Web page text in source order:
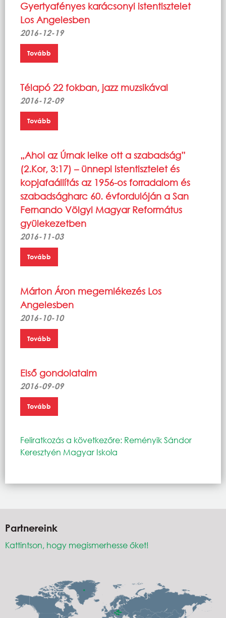
Gyertyafényes karácsonyi istentisztelet
Los Angelesben
2016-12-19
Tovább
Télapó 22 fokban, jazz muzsikával
2016-12-09
Tovább
„Ahol az Úrnak lelke ott a szabadság”
(2.Kor, 3:17) – ünnepi istentisztelet és
kopjafaállítás az 1956-os forradalom és
szabadságharc 60. évfordulóján a San
Fernando Völgyi Magyar Református
gyülekezetben
2016-11-03
Tovább
Márton Áron megemlékezés Los
Angelesben
2016-10-10
Tovább
Első gondolataim
2016-09-09
Tovább
Feliratkozás a következőre: Reményik Sándor
Keresztyén Magyar Iskola
Partnereink
Kattintson, hogy megismerhesse őket!